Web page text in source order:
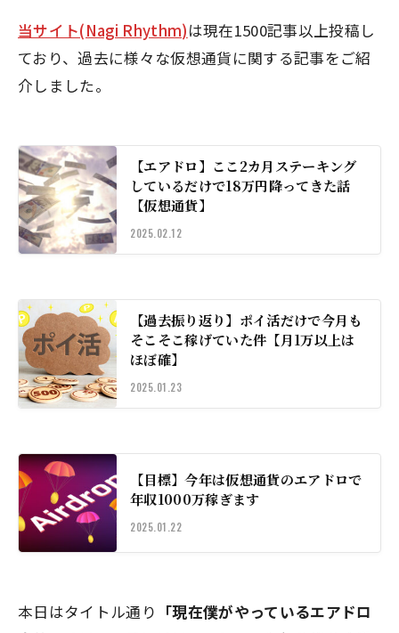
当サイト(Nagi Rhythm)は現在1500記事以上投稿し
ており、過去に様々な仮想通貨に関する記事をご紹
介しました。
【エアドロ】ここ2カ月ステーキング
しているだけで18万円降ってきた話
【仮想通貨】
2025.02.12
【過去振り返り】ポイ活だけで今月も
そこそこ稼げていた件【月1万以上は
ほぼ確】
2025.01.23
【目標】今年は仮想通貨のエアドロで
年収1000万稼ぎます
2025.01.22
本日はタイトル通り 「現在僕がやっているエアドロ